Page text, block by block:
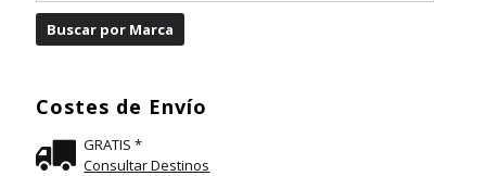
Costes de Envío
GRATIS *
Consultar Destinos